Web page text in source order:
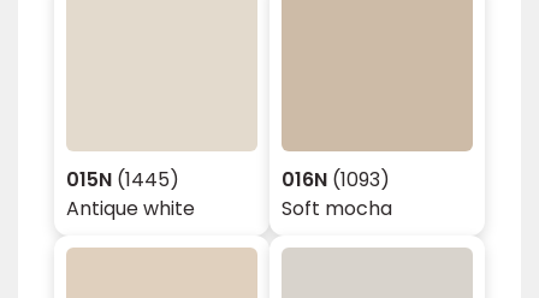
015N (1445)
Antique white
016N (1093)
Soft mocha